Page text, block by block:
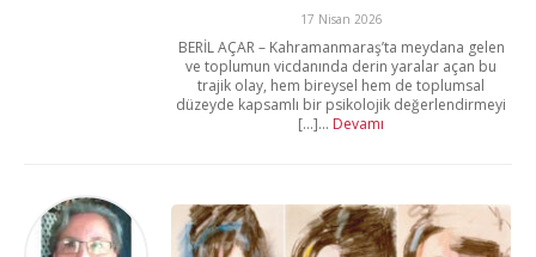
17 Nisan 2026
BERİL AÇAR – Kahramanmaraş’ta meydana gelen
ve toplumun vicdanında derin yaralar açan bu
trajik olay, hem bireysel hem de toplumsal
düzeyde kapsamlı bir psikolojik değerlendirmeyi
[...]... Devamı